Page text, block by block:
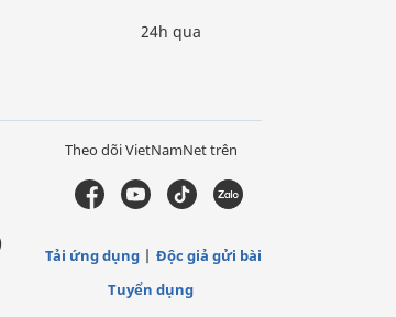
24h qua
Theo dõi VietNamNet trên
Tải ứng dụng
Độc giả gửi bài
Tuyển dụng